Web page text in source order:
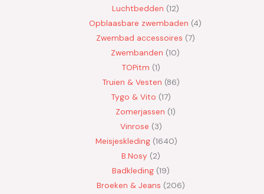
Luchtbedden 12
Opblaasbare zwembaden 4
Zwembad accessoires 7
Zwembanden 10
TOPitm 1
Truien & Vesten 86
Tygo & Vito 17
Zomerjassen 1
Vinrose 3
Meisjeskleding 1640
B.Nosy
2
Badkleding 19
Broeken & Jeans
206